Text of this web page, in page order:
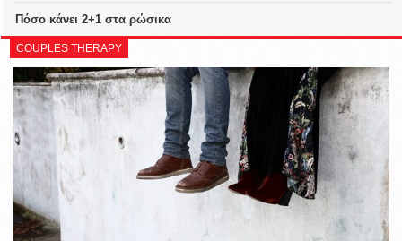
Πόσο κάνει 2+1 στα ρώσικα
COUPLES THERAPY